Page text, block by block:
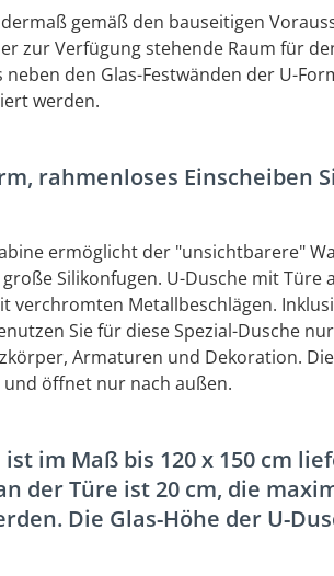
gemäß den bauseitigen
zur Verfügung stehende Raum für
den Glas-Festwänden der U-
werden.
rahmenloses Einscheiben
ermöglicht der "unsichtbarere"
Silikonfugen. U-Dusche mit Türe
verchromten Metallbeschlägen.
Sie für diese Spezial-Dusche
Armaturen und Dekoration.
öffnet nur nach außen.
im Maß bis 120 x 150 cm
der Türe ist 20 cm, die
Die Glas-Höhe der U-